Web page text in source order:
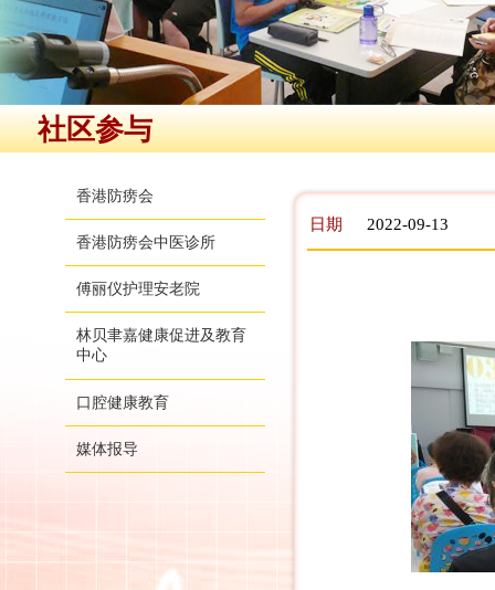
社区参与
香港防痨会
香港防痨会中医诊所
傅丽仪护理安老院
林贝聿嘉健康促进及教育
中心
口腔健康教育
媒体报导
日期 2022-09-13